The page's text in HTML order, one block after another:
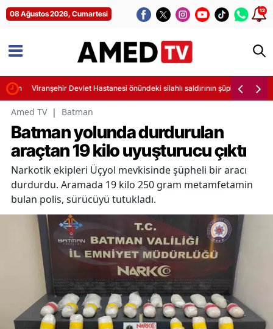
08 Ağustos 2026, Cumartesi 12
Viranşehir Devlet Hastanesi önündeki silahlı saldırının şüphelisi
Amed TV | Batman
Batman yolunda durdurulan
araçtan 19 kilo uyuşturucu çıktı
Narkotik ekipleri Üçyol mevkisinde şüpheli bir aracı
durdurdu. Aramada 19 kilo 250 gram metamfetamin
bulan polis, sürücüyü tutukladı.